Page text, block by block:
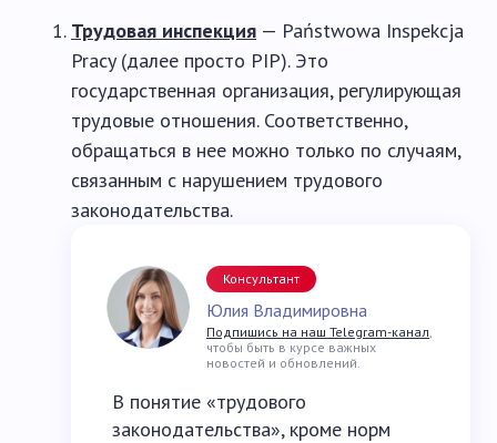
Трудовая инспекция — Państwowa Inspekcja
Pracy (далее просто PIP). Это
государственная организация, регулирующая
трудовые отношения. Соответственно,
обращаться в нее можно только по случаям,
связанным с нарушением трудового
законодательства.
Консультант
Юлия Владимировна
Подпишись на наш Telegram-канал,
чтобы быть в курсе важных
новостей и обновлений.
В понятие «трудового
законодательства», кроме норм